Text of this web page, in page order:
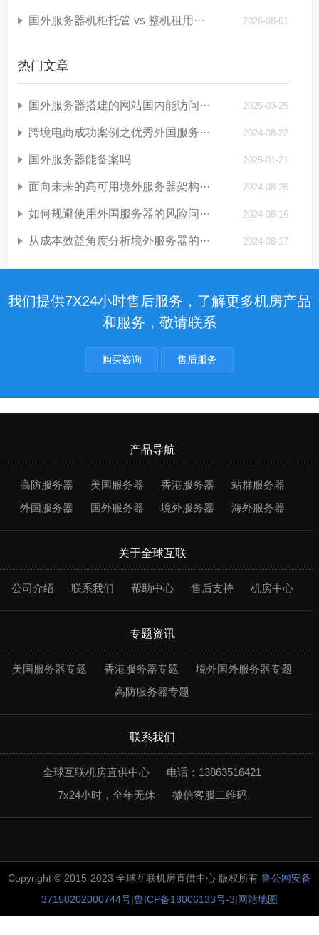
国外服务器机柜托管 vs 整机租用··· 2026-08-01
热门文章
国外服务器搭建的网站国内能访问··· 2025-03-25
跨境电商成功案例之优秀外国服务··· 2024-08-22
国外服务器能备案吗 2025-01-21
面向未来的高可用境外服务器架构··· 2024-08-26
如何规避使用外国服务器的风险问··· 2024-08-16
从成本效益角度分析境外服务器的··· 2024-08-17
我们提供7X24小时售后服务，了解更多机房产品
和服务，敬请联系
购买咨询 售后服务
产品导航
高防服务器 美国服务器 香港服务器
站群服务器
外国服务器
国外服务器 境外服务器 海外服务器
关于全球互联
公司介绍 联系我们 帮助中心 售后支持 机房中心
专题资讯
美国服务器专题 香港服务器专题
境外国外服务器专题
高防服务器专题
联系我们
全球互联机房直供中心
电话：13863516421
7x24小时，全年无休
微信客服二维码
Copyright © 2015-2023 全球互联机房直供中心 版权所有 鲁公网安备
37150202000744号|鲁ICP备18006133号-3|网站地图